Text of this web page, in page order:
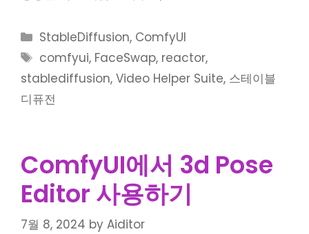
Categories
StableDiffusion, ComfyUI
Tags
comfyui, FaceSwap, reactor,
stablediffusion, Video Helper Suite, 스테이블
디퓨전
ComfyUI에서 3d Pose
Editor 사용하기
7월 8, 2024 by Aiditor